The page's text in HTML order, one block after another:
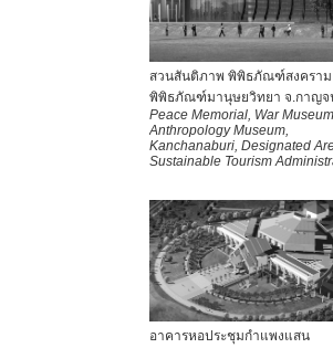
สวนสันติภาพ พิพิธภัณฑ์สงคราม
พิพิธภัณฑ์มานุษยวิทยา จ.กาญจ
Peace Memorial, War
Anthropology Museum,
Kanchanaburi, Designated
Sustainable Tourism
อาคารหอประชุมกำแพงแสน